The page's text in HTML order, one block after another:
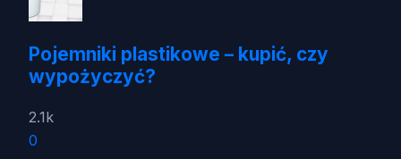
Pojemniki plastikowe – kupić, czy
wypożyczyć?
2.1k
0